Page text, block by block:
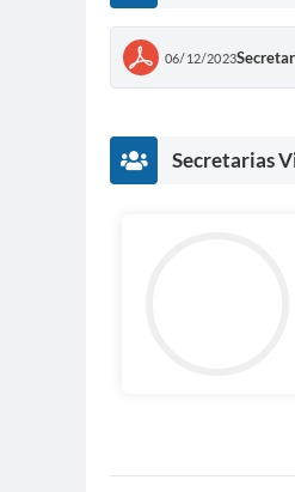
06/12/2023
Secretarias